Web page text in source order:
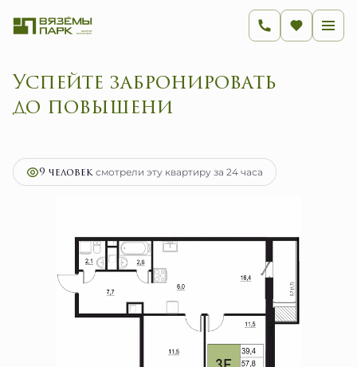
Успейте забронирова
3-комнатная59.5 м2
9 520 000 руб.
Ипотекаот 37 998 руб.